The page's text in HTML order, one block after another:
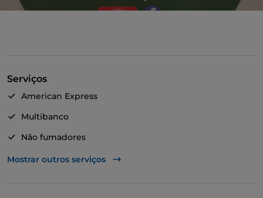
Serviços
American Express
Multibanco
Não fumadores
Parque de estacionamento
Mostrar outros serviços